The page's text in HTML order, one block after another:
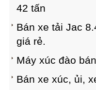
42 tấn
Bán xe tải Jac
giá rẻ.
Máy xúc đào
Bán xe xúc, ủi,